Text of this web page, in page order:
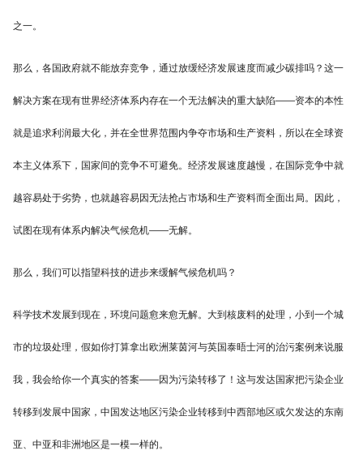
之一。
那么，各国政府就不能放弃竞争，通过放缓经济发展速度而减少碳排吗？这一
解决方案在现有世界经济体系内存在一个无法解决的重大缺陷——资本的本性
就是追求利润最大化，并在全世界范围内争夺市场和生产资料，所以在全球资
本主义体系下，国家间的竞争不可避免。经济发展速度越慢，在国际竞争中就
越容易处于劣势，也就越容易因无法抢占市场和生产资料而全面出局。因此，
试图在现有体系内解决气候危机——无解。
那么，我们可以指望科技的进步来缓解气候危机吗？
科学技术发展到现在，环境问题愈来愈无解。大到核废料的处理，小到一个城
市的垃圾处理，假如你打算拿出欧洲莱茵河与英国泰晤士河的治污案例来说服
我，我会给你一个真实的答案——因为污染转移了！这与发达国家把污染企业
转移到发展中国家，中国发达地区污染企业转移到中西部地区或欠发达的东南
亚、中亚和非洲地区是一模一样的。